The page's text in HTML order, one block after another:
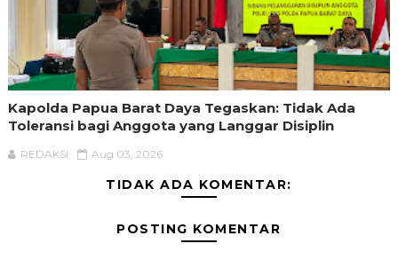
Kapolda Papua Barat Daya Tegaskan: Tidak Ada
Toleransi bagi Anggota yang Langgar Disiplin
REDAKSI Aug 03, 2026
TIDAK ADA KOMENTAR:
POSTING KOMENTAR